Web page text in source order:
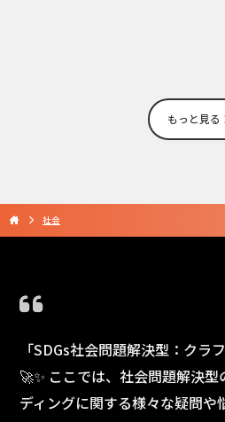
もっと見る
社会
「SDGs社会問題解決型：クラ
🚀✨ ここでは、社会問題解決
ディングに関する様々な疑問や